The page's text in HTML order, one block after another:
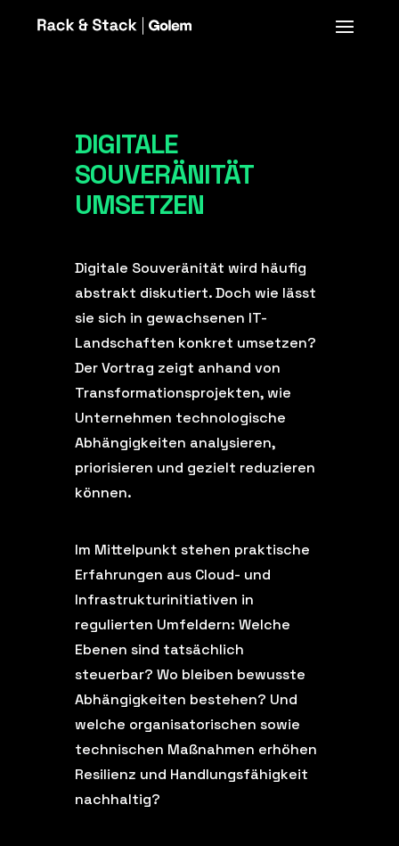
DIGITALE
SOUVERÄNITÄT
UMSETZEN
Digitale Souveränität wird häufig
abstrakt diskutiert. Doch wie lässt
sie sich in gewachsenen IT-
Landschaften konkret umsetzen?
Der Vortrag zeigt anhand von
Transformationsprojekten, wie
Unternehmen technologische
Abhängigkeiten analysieren,
priorisieren und gezielt reduzieren
können.
Im Mittelpunkt stehen praktische
Erfahrungen aus Cloud- und
Infrastrukturinitiativen in
regulierten Umfeldern: Welche
Ebenen sind tatsächlich
steuerbar? Wo bleiben bewusste
Abhängigkeiten bestehen? Und
welche organisatorischen sowie
technischen Maßnahmen erhöhen
Resilienz und Handlungsfähigkeit
nachhaltig?